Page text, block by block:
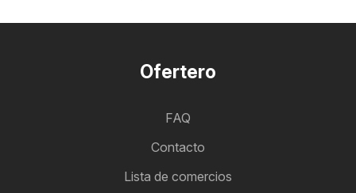
Ofertero
FAQ
Contacto
Lista de comercios